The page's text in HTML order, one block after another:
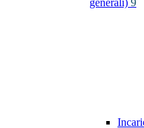
generali) 9